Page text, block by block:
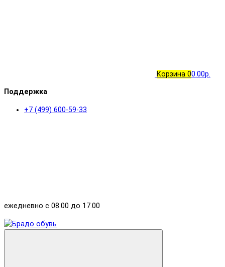
Корзина 00.00р.
Поддержка
+7 (499) 600-59-33
ежедневно с 08.00 до 17.00